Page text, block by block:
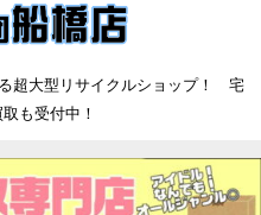
超大型リサイクルショップ！ 宅
も受付中！